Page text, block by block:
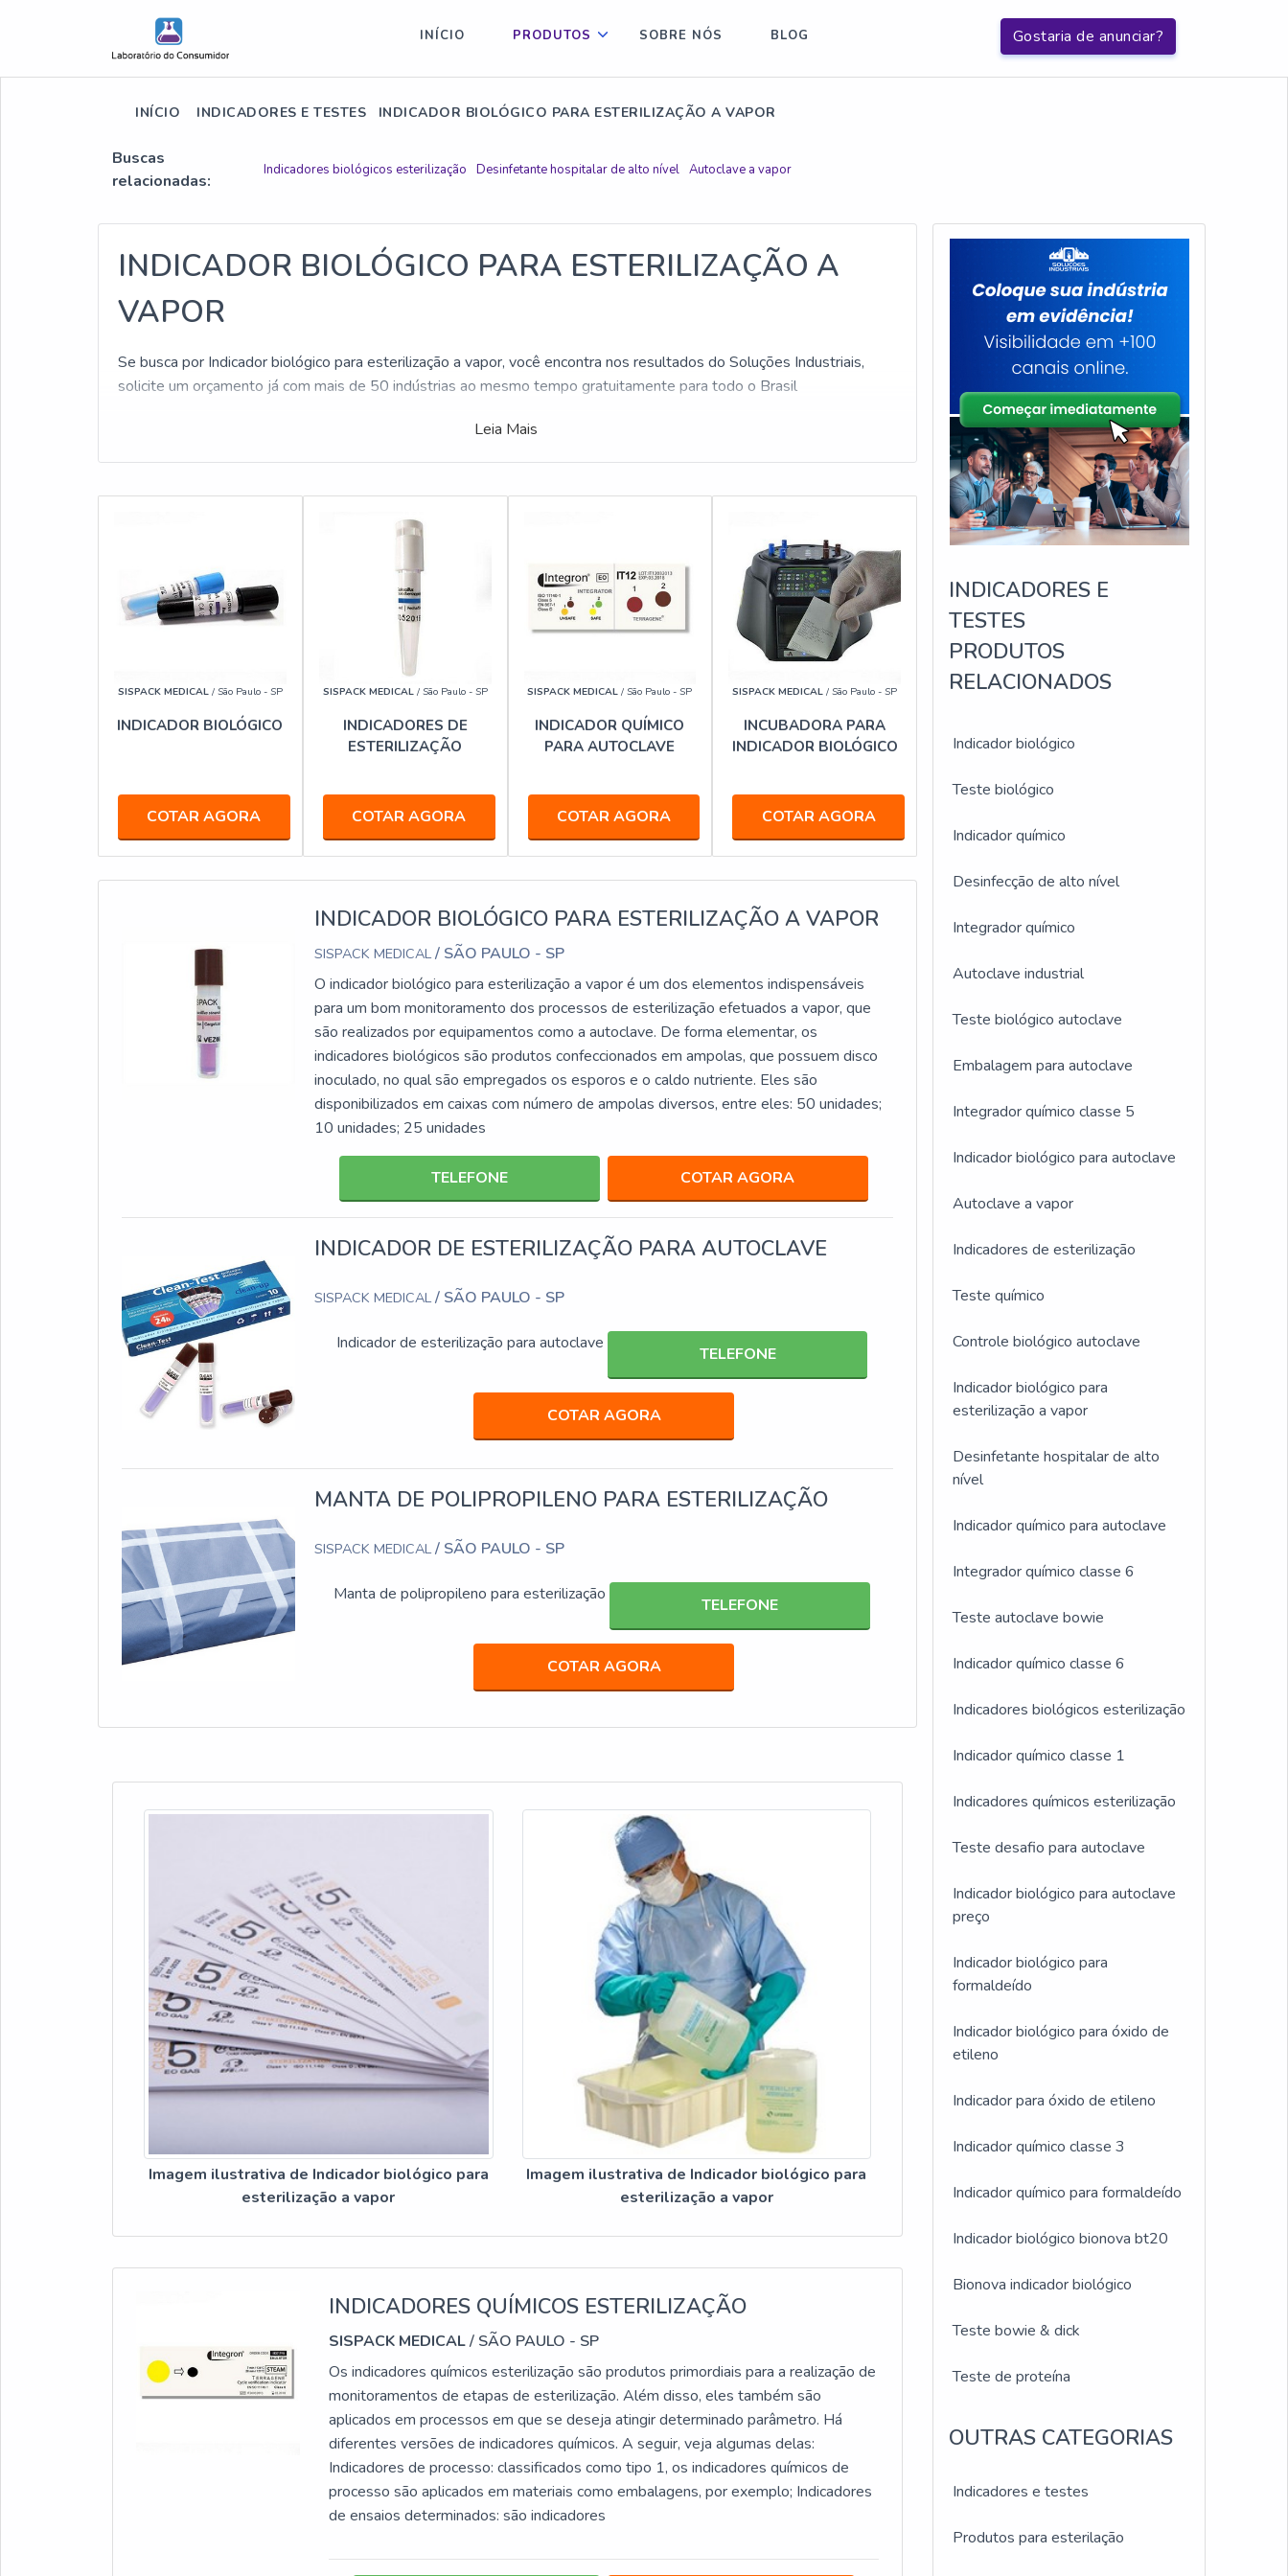
Gostaria de anunciar?
INÍCIO PRODUTOS SOBRE NÓS BLOG
INÍCIO INDICADORES E TESTES INDICADOR BIOLÓGICO PARA ESTERILIZAÇÃO A VAPOR
Buscas
relacionadas:
Indicadores biológicos esterilização Desinfetante hospitalar de alto nível Autoclave a vapor
INDICADOR BIOLÓGICO PARA ESTERILIZAÇÃO A
VAPOR
Se busca por Indicador biológico para esterilização a vapor, você encontra nos resultados do Soluções Industriais,
solicite um orçamento já com mais de 50 indústrias ao mesmo tempo gratuitamente para todo o Brasil
Leia Mais
SISPACK MEDICAL/ São Paulo - SP
INDICADOR BIOLÓGICO
COTAR AGORA
SISPACK MEDICAL/ São Paulo - SP
INDICADORES DE
ESTERILIZAÇÃO
COTAR AGORA
SISPACK MEDICAL / São Paulo - SP
INDICADOR QUÍMICO
PARA AUTOCLAVE
COTAR AGORA
SISPACK MEDICAL / São Paulo - SP
INCUBADORA PARA
INDICADOR BIOLÓGICO
COTAR AGORA
INDICADOR BIOLÓGICO PARA ESTERILIZAÇÃO A VAPOR
SISPACK MEDICAL/ SÃO PAULO - SP
O indicador biológico para esterilização a vapor é um dos elementos indispensáveis
para um bom monitoramento dos processos de esterilização efetuados a vapor, que
são realizados por equipamentos como a autoclave. De forma elementar, os
indicadores biológicos são produtos confeccionados em ampolas, que possuem disco
inoculado, no qual são empregados os esporos e o caldo nutriente. Eles são
disponibilizados em caixas com número de ampolas diversos, entre eles: 50 unidades;
10 unidades; 25 unidades
TELEFONE COTAR AGORA
INDICADOR DE ESTERILIZAÇÃO PARA AUTOCLAVE
SISPACK MEDICAL/ SÃO PAULO - SP
Indicador de esterilização para autoclave
TELEFONE
COTAR AGORA
MANTA DE POLIPROPILENO PARA ESTERILIZAÇÃO
SISPACK MEDICAL/ SÃO PAULO - SP
Manta de polipropileno para esterilização
TELEFONE
COTAR AGORA
Imagem ilustrativa de Indicador biológico para
esterilização a vapor
Imagem ilustrativa de Indicador biológico para
esterilização a vapor
INDICADORES QUÍMICOS ESTERILIZAÇÃO
SISPACK MEDICAL/ SÃO PAULO - SP
Os indicadores químicos esterilização são produtos primordiais para a realização de
monitoramentos de etapas de esterilização. Além disso, eles também são
aplicados em processos em que se deseja atingir determinado parâmetro. Há
diferentes versões de indicadores químicos. A seguir, veja algumas delas:
Indicadores de processo: classificados como tipo 1, os indicadores químicos de
processo são aplicados em materiais como embalagens, por exemplo; Indicadores
de ensaios determinados: são indicadores
INDICADORES E
TESTES
PRODUTOS
RELACIONADOS
Indicador biológico
Teste biológico
Indicador químico
Desinfecção de alto nível
Integrador químico
Autoclave industrial
Teste biológico autoclave
Embalagem para autoclave
Integrador químico classe 5
Indicador biológico para autoclave
Autoclave a vapor
Indicadores de esterilização
Teste químico
Controle biológico autoclave
Indicador biológico para
esterilização a vapor
Desinfetante hospitalar de alto
nível
Indicador químico para autoclave
Integrador químico classe 6
Teste autoclave bowie
Indicador químico classe 6
Indicadores biológicos esterilização
Indicador químico classe 1
Indicadores químicos esterilização
Teste desafio para autoclave
Indicador biológico para autoclave
preço
Indicador biológico para
formaldeído
Indicador biológico para óxido de
etileno
Indicador para óxido de etileno
Indicador químico classe 3
Indicador químico para formaldeído
Indicador biológico bionova bt20
Bionova indicador biológico
Teste bowie & dick
Teste de proteína
OUTRAS CATEGORIAS
Indicadores e testes
Produtos para esterilação